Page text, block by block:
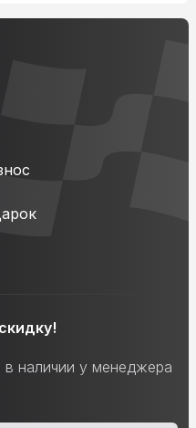
наличии у менеджера